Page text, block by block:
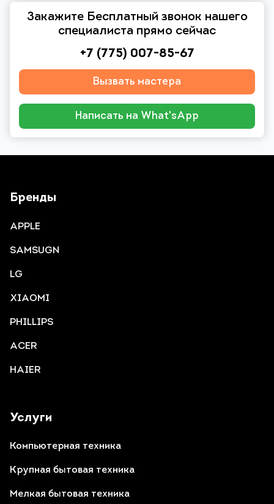
Закажите Бесплатный звонок нашего
специалиста прямо сейчас
+7 (775) 007-85-67
Вызвать мастера
Написать на What'sApp
Услуги
Компьютерная техника
Крупная бытовая техника
Мелкая бытовая техника
Бренды
APPLE
SAMSUGN
LG
XIAOMI
PHILLIPS
ACER
HAIER